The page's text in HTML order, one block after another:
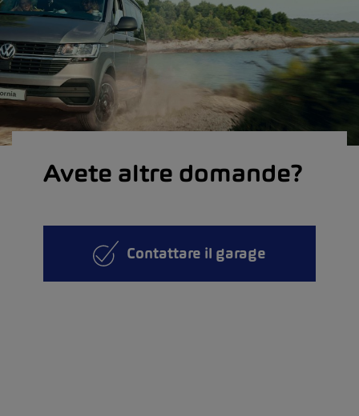
Avete altre domande?
Contattare il garage